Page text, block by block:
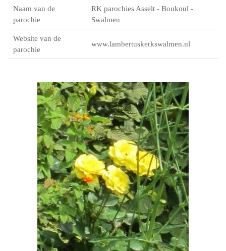
Naam van de
parochie
RK parochies Asselt - Boukoul -
Swalmen
Website van de
parochie
www.lambertuskerkswalmen.nl